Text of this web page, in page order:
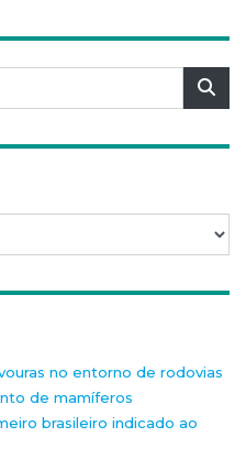
no entorno de rodovias
de mamíferos
brasileiro indicado ao